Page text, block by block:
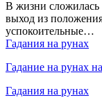
В жизни сложилась
выход из
успокоительные…
Гадания на рунах
Гадание на рунах
Гадания на рунах